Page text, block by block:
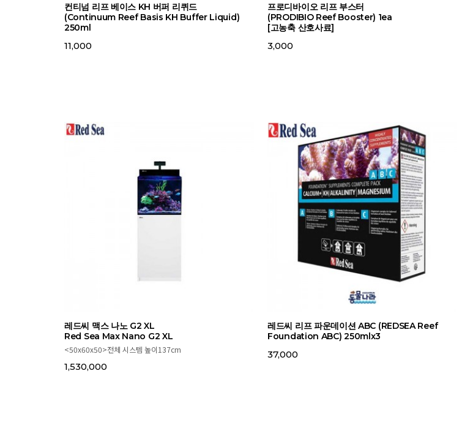
컨티넘 리프 베이스 KH 버퍼 리퀴드
(Continuum Reef Basis KH Buffer Liquid)
250ml
11,000
프로디바이오 리프 부스터
(PRODIBIO Reef Booster) 1ea
[고농축 산호사료]
3,000
레드씨 맥스 나노 G2 XL
Red Sea Max Nano G2 XL
<50x60x50>전체 시스템 높이137cm
1,530,000
레드씨 리프 파운데이션 ABC (REDSEA Reef
Foundation ABC) 250mlx3
37,000